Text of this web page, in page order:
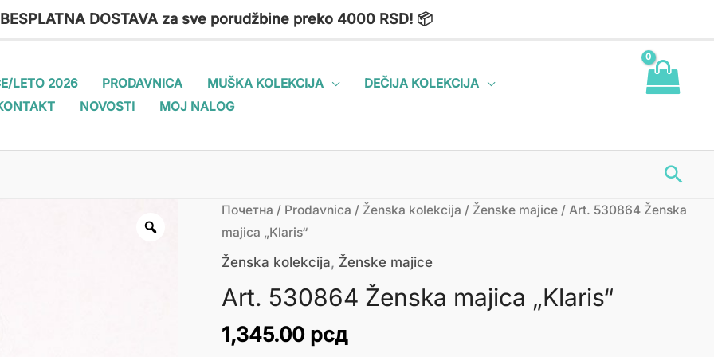
DOSTAVA za sve porudžbine preko 4000 RSD! 📦
LETO 2026 PRODAVNICA MUŠKA KOLEKCIJA
DEČIJA KOLEKCIJA
NOVOSTI MOJ NALOG
Почетна / Prodavnica / Ženska kolekcija / Ženske majice/ Art. 530864 Ženska
majica „Klaris“
Ženska kolekcija, Ženske majice
Art. 530864 Ženska majica „Klaris“
1,345.00 рсд
Art.
530864
Ženska
"Klaris"